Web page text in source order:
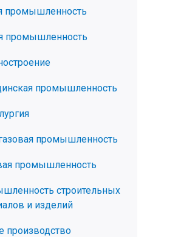
промышленность
промышленность
промышленность
промышленность
промышленность
строительных
и изделий
производство